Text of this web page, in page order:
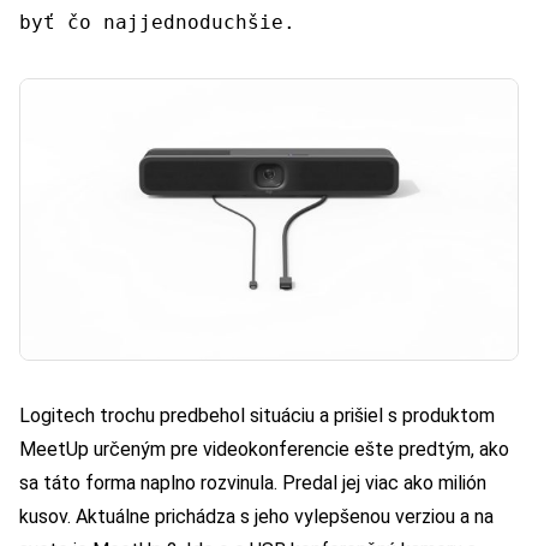
byť čo najjednoduchšie.
Logitech trochu predbehol situáciu a prišiel s produktom
MeetUp určeným pre videokonferencie ešte predtým, ako
sa táto forma naplno rozvinula. Predal jej viac ako milión
kusov. Aktuálne prichádza s jeho vylepšenou verziou a na